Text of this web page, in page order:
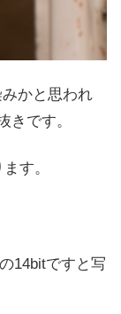
かと思われ
きです。
す。
14bitですと写